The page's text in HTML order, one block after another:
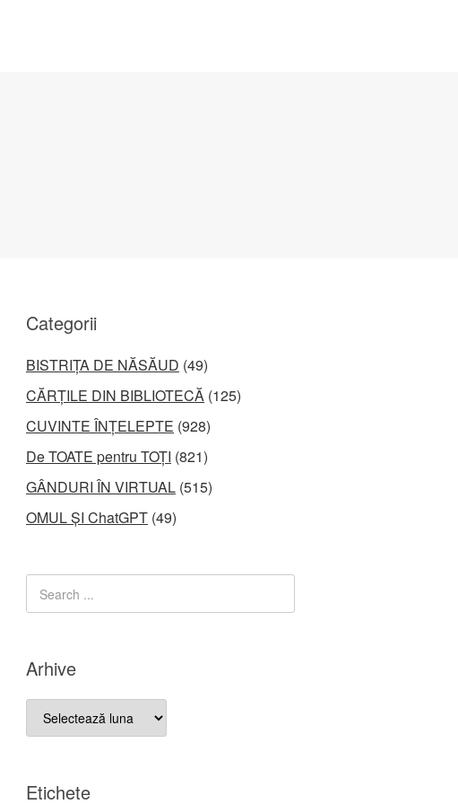
Categorii
BISTRIȚA DE NĂSĂUD (49)
CĂRȚILE DIN BIBLIOTECĂ (125)
CUVINTE ÎNȚELEPTE (928)
De TOATE pentru TOȚI (821)
GÂNDURI ÎN VIRTUAL (515)
OMUL ȘI ChatGPT (49)
Arhive
Arhive
Etichete